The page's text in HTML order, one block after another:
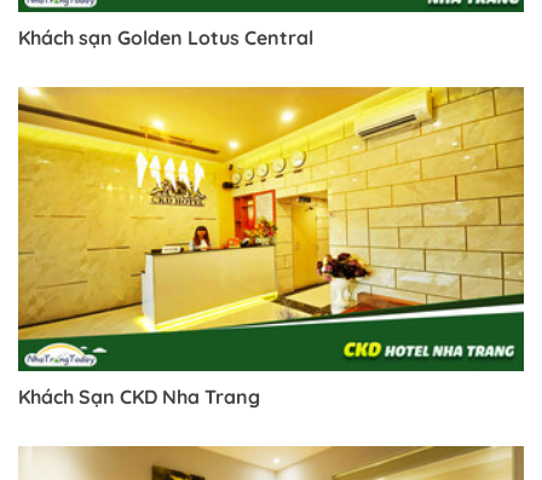
Khách sạn Golden Lotus Central
Khách Sạn CKD Nha Trang